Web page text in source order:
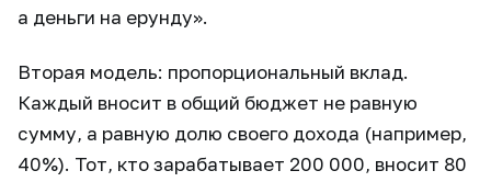
а деньги на ерунду».
Вторая модель: пропорциональный вклад.
Каждый вносит в общий бюджет не равную
сумму, а равную долю своего дохода (например,
40%). Тот, кто зарабатывает 200 000, вносит 80